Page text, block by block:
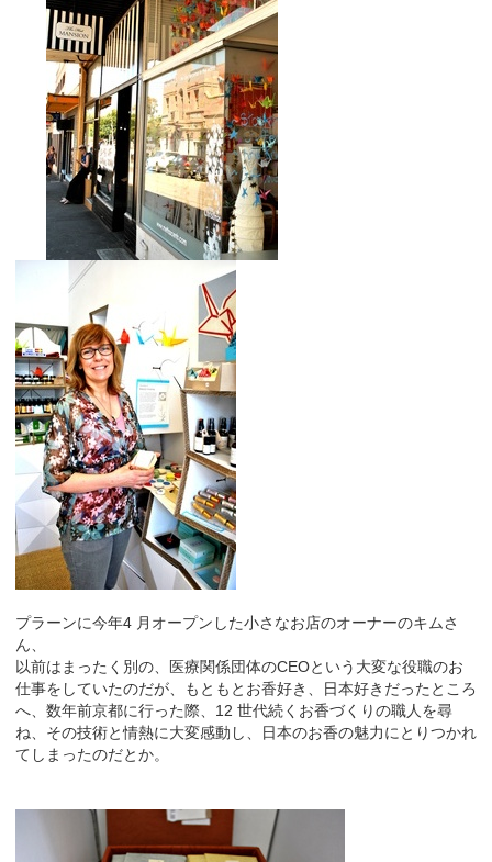
プラーンに今年4 月オープンした小さなお店のオーナーのキムさ
ん、
以前はまったく別の、医療関係団体のCEOという大変な役職のお
仕事をしていたのだが、もともとお香好き、日本好きだったところ
へ、数年前京都に行った際、12 世代続くお香づくりの職人を尋
ね、その技術と情熱に大変感動し、日本のお香の魅力にとりつかれ
てしまったのだとか。